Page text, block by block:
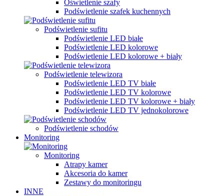
Oświetlenie szafy
Podświetlenie szafek kuchennych
Podświetlenie sufitu
Podświetlenie LED białe
Podświetlenie LED kolorowe
Podświetlenie LED kolorowe + biały
Podświetlenie telewizora
Podświetlenie LED TV białe
Podświetlenie LED TV kolorowe
Podświetlenie LED TV kolorowe + biały
Podświetlenie LED TV jednokolorowe
Podświetlenie schodów
Monitoring
Monitoring
Atrapy kamer
Akcesoria do kamer
Zestawy do monitoringu
INNE